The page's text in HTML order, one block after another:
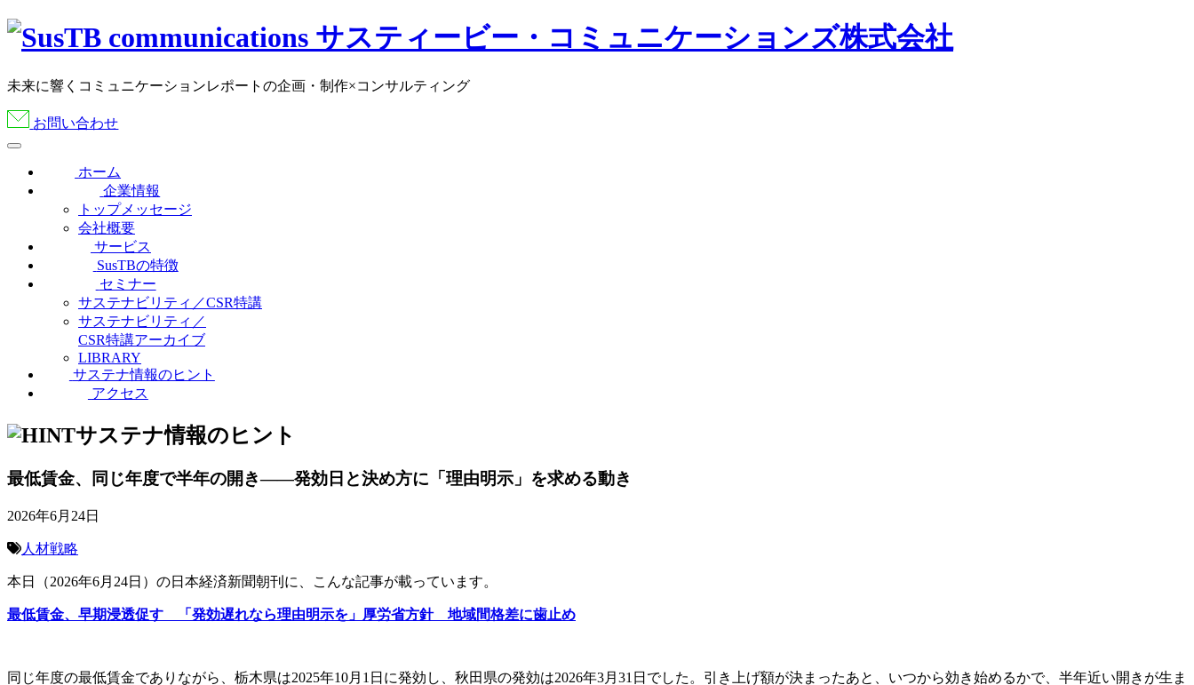
未来に響くコミュニケーションレポートの企画・制作×コンサルティング
お問い合わせ
ホーム
企業情報
トップメッセージ
会社概要
サービス
SusTBの特徴
セミナー
サステナビリティ／CSR特講
サステナビリティ／
CSR特講アーカイブ
LIBRARY
サステナ情報のヒント
アクセス
サステナ情報のヒント
最低賃金、同じ年度で半年の開き――発効日と決め方に「理由明示」を求める動き
2026年6月24日
人材戦略
本日（2026年6月24日）の日本経済新聞朝刊に、こんな記事が載っています。
最低賃金、早期浸透促す 「発効遅れなら理由明示を」厚労省方針 地域間格差に歯止め
同じ年度の最低賃金でありながら、栃木県は2025年10月1日に発効し、秋田県の発効は2026年3月31日でした。引き上げ額が決まったあと、いつから効き始めるかで、半年近い開きが生ま